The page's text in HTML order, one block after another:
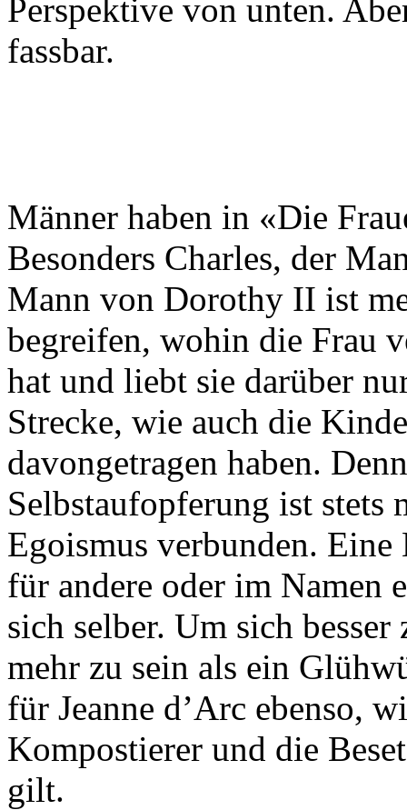
Perspektive von unten.
fassbar.
Männer haben in «Die
Besonders Charles, der
Mann von Dorothy II ist
begreifen, wohin die Frau
hat und liebt sie darüber
Strecke, wie auch die
davongetragen haben.
Selbstaufopferung ist
Egoismus verbunden.
für andere oder im Namen
sich selber. Um sich
mehr zu sein als ein
für Jeanne d’Arc ebenso,
Kompostierer und die
gilt.